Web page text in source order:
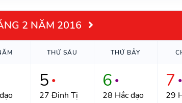
2 NĂM 2016
THỨ SÁU THỨ BẢY
5 ●
27 Đinh Tị
6 ●
28 Hắc đạo
7 ●
29